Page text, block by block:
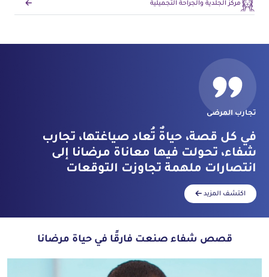
مركز الجلدية والجراحة التجميلية
تجارب المرضى
في كل قصة، حياةٌ تُعاد صياغتها، تجارب
شفاء، تحولت فيها معاناة مرضانا إلى
انتصارات ملهمة تجاوزت التوقعات
اكتشف المزيد
قصص شفاء صنعت فارقًا في حياة مرضانا